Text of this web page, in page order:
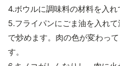
4.ボウルに調味料の材料を入れ
5.フライパンにごま油を入れ
で炒めます。肉の色が変わっ
す。